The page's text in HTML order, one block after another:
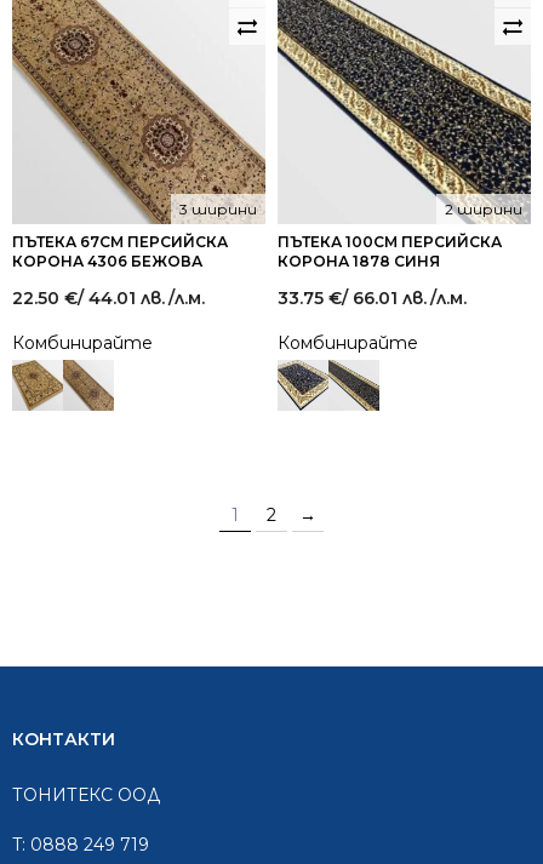
ПЪТЕКА 67СМ ПЕРСИЙСКА
КОРОНА 4306 БЕЖОВА
3 ширини
22.50 €/ 44.01 лв./л.м.
Комбинирайте
ПЪТЕКА 100СМ ПЕРСИЙСКА
КОРОНА 1878 СИНЯ
2 ширини
33.75 €/ 66.01 лв./л.м.
Комбинирайте
1 2 →
КОНТАКТИ
ТОНИТЕКС ООД
T: 0888 249 719